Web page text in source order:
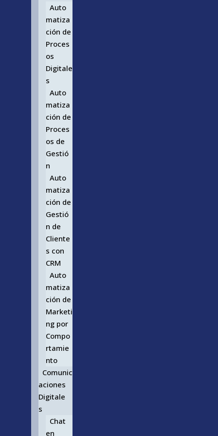
Auto
matiza
ción de
Proces
os
Digitale
s
Auto
matiza
ción de
Proces
os de
Gestió
n
Auto
matiza
ción de
Gestió
n de
Cliente
s con
CRM
Auto
matiza
ción de
Marketi
ng por
Compo
rtamie
nto
Comunic
aciones
Digitale
s
Chat
en